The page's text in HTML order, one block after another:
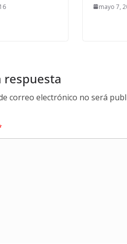
mayo 7,
respuesta
correo electrónico no será